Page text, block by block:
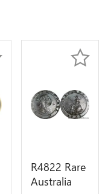
R4822 Rare
Australia